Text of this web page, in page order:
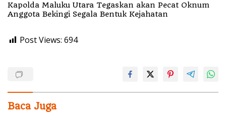
Kapolda Maluku Utara Tegaskan akan Pecat Oknum
Anggota Bekingi Segala Bentuk Kejahatan
Post Views: 694
Baca Juga